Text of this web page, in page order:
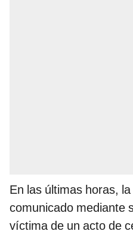
En las últimas horas,
comunicado mediante
víctima de un acto de